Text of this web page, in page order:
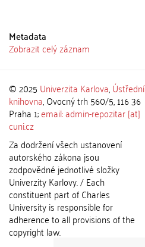
Metadata
Zobrazit celý záznam
© 2025 Univerzita Karlova,Ústřední
knihovna, Ovocný trh 560/5, 116 36
Praha 1;email: admin-repozitar [at]
cuni.cz
Za dodržení všech ustanovení
autorského zákona jsou
zodpovědné jednotlivé složky
Univerzity Karlovy. / Each
constituent part of Charles
University is responsible for
adherence to all provisions of the
copyright law.